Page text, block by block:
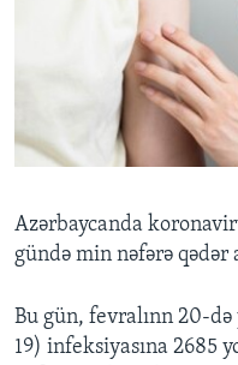
Azərbaycanda
gündə min nəfərə qədər
Bu gün, fevralınn 20-
19) infeksiyasına 2685